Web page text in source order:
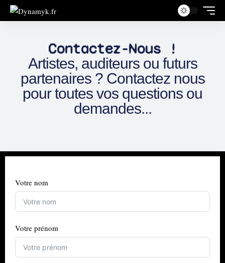
Contactez-Nous !
Artistes, auditeurs ou futurs
partenaires ? Contactez nous
pour toutes vos questions ou
demandes...
Votre nom
Votre prénom